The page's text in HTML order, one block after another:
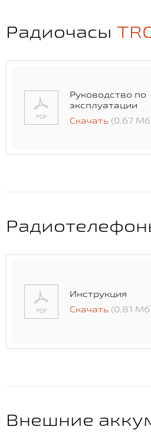
Радиочасы
Руководство по
эксплуатации
Скачать (0.67
Инструкция
Скачать (0.81
Внешние